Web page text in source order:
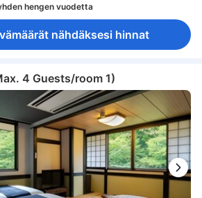
hengen vuodetta
nähdäksesi hinnat
4 Guests/room 1)